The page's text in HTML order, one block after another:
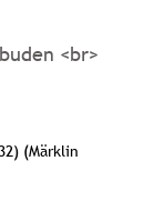
(Märklin